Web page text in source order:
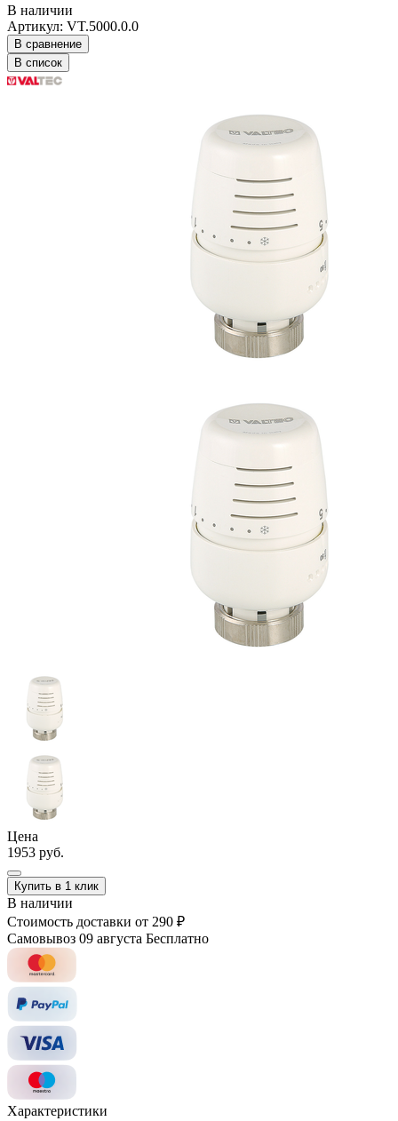
В наличии
Артикул: VT.5000.0.0
В сравнение
В список
Цена
1953 руб.
Купить в 1 клик
В наличии
Стоимость доставки от 290 ₽
Самовывоз 09 августа Бесплатно
Характеристики